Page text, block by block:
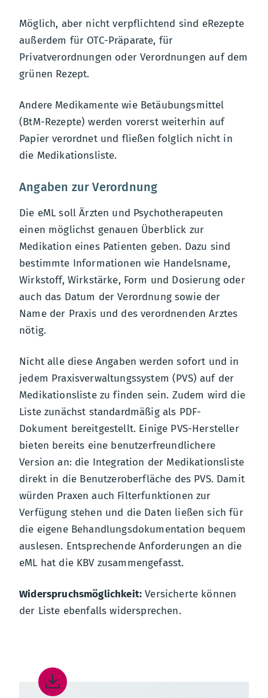
Möglich, aber nicht verpflichtend sind eRezepte
außerdem für OTC-Präparate, für
Privatverordnungen oder Verordnungen auf dem
grünen Rezept.
Andere Medikamente wie Betäubungsmittel
(BtM-Rezepte) werden vorerst weiterhin auf
Papier verordnet und fließen folglich nicht in
die Medikationsliste.
Angaben zur Verordnung
Die eML soll Ärzten und Psychotherapeuten
einen möglichst genauen Überblick zur
Medikation eines Patienten geben. Dazu sind
bestimmte Informationen wie Handelsname,
Wirkstoff, Wirkstärke, Form und Dosierung oder
auch das Datum der Verordnung sowie der
Name der Praxis und des verordnenden Arztes
nötig.
Nicht alle diese Angaben werden sofort und in
jedem Praxisverwaltungssystem (PVS) auf der
Medikationsliste zu finden sein. Zudem wird die
Liste zunächst standardmäßig als PDF-
Dokument bereitgestellt. Einige PVS-Hersteller
bieten bereits eine benutzerfreundlichere
Version an: die Integration der Medikationsliste
direkt in die Benutzeroberfläche des PVS. Damit
würden Praxen auch Filterfunktionen zur
Verfügung stehen und die Daten ließen sich für
die eigene Behandlungsdokumentation bequem
auslesen. Entsprechende Anforderungen an die
eML hat die KBV zusammengefasst.
Widerspruchsmöglichkeit: Versicherte können
der Liste ebenfalls widersprechen.